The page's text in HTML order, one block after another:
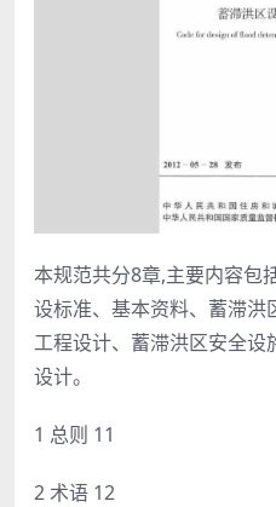
本规范共分8章,主要内容包
设标准、基本资料、蓄滞
工程设计、蓄滞洪区安全设
设计。
1 总则 11
2 术语 12